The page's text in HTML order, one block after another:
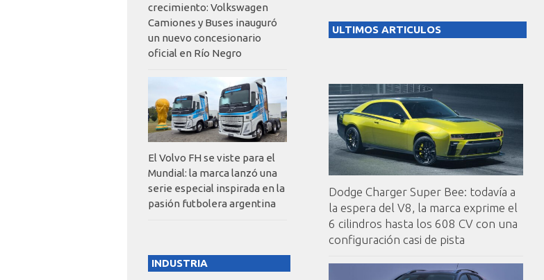
ULTIMOS ARTICULOS
Dodge Charger Super Bee: todavía a
la espera del V8, la marca exprime el
6 cilindros hasta los 608 CV con una
configuración casi de pista
crecimiento: Volkswagen
Camiones y Buses inauguró
un nuevo concesionario
oficial en Río Negro
El Volvo FH se viste para el
Mundial: la marca lanzó una
serie especial inspirada en la
pasión futbolera argentina
INDUSTRIA